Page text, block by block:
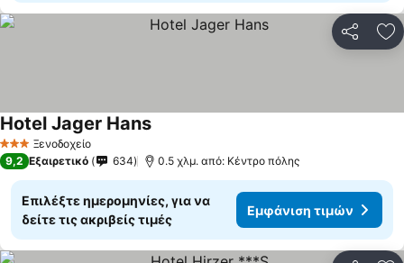
3 ΑστέριαΞενοδοχείο
Hotel Jager Hans
9,2 Εξαιρετικό 634 0.5 χλμ. από: Κέντρο πόλης
Επιλέξτε ημερομηνίες, για να
δείτε τις ακριβείς τιμές
Εμφάνιση τιμών